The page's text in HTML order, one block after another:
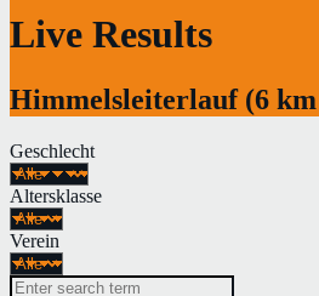
Live Results
Himmelsleiterlauf (6
Geschlecht
Altersklasse
Verein